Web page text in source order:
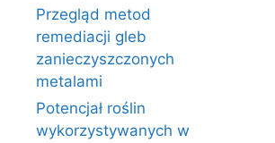
Przegląd metod
remediacji gleb
zanieczyszczonych
metalami
Potencjał roślin
wykorzystywanych w